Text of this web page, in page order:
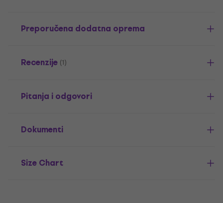
Preporučena dodatna oprema
Recenzije (1)
Pitanja i odgovori
Dokumenti
Size Chart